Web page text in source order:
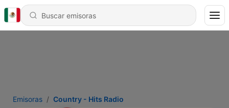
Emisoras Country - Hits Radio